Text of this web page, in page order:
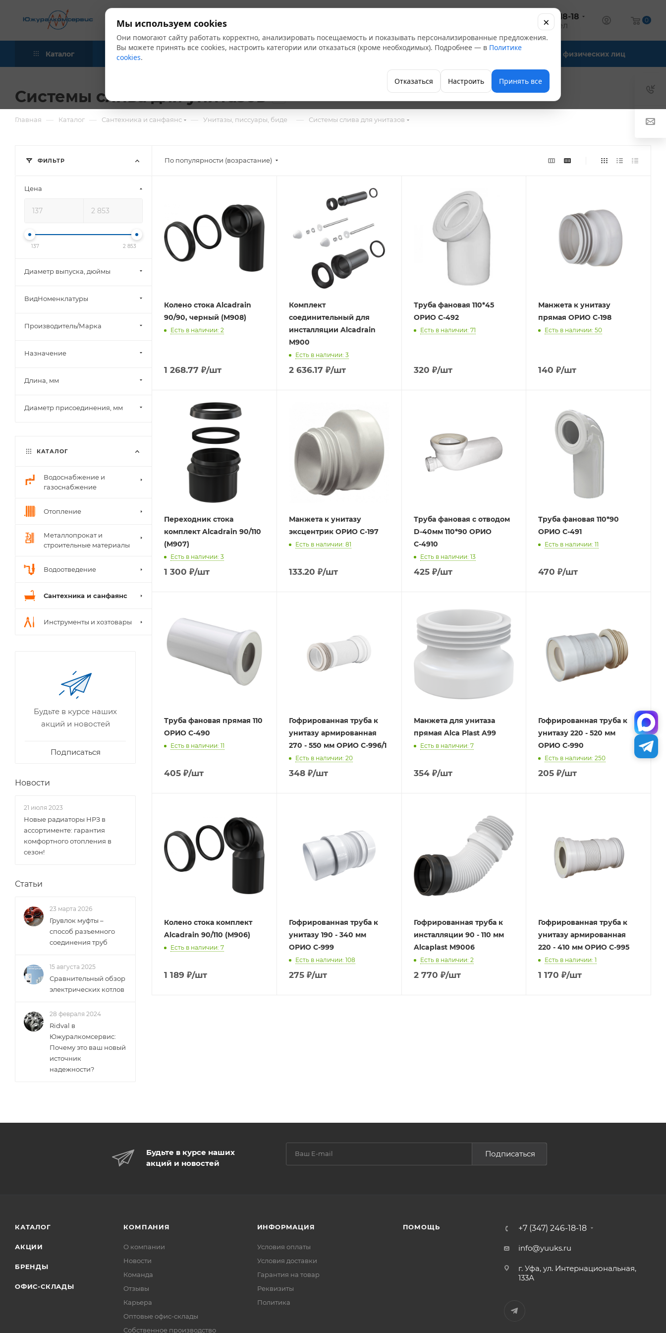
+7 (347) 246-18-18
оптовый отдел
0
Каталог Акции Бренды Компания Офис-склады Для физических лиц
Системы слива для унитазов
Главная — Каталог — Сантехника и санфаянс — Унитазы, писсуары, биде — Системы слива для унитазов
По популярности (возрастание)
Колено стока Alcadrain
90/90, черный (M908)
Есть в наличии: 2
1 268.77 ₽/шт
Комплект
соединительный для
инсталляции Alcadrain
М900
Есть в наличии: 3
2 636.17 ₽/шт
Труба фановая 110*45
ОРИО С-492
Есть в наличии: 71
320 ₽/шт
Манжета к унитазу
прямая ОРИО С-198
Есть в наличии: 50
140 ₽/шт
Переходник стока
комплект Alcadrain 90/110
(M907)
Есть в наличии: 3
1 300 ₽/шт
Манжета к унитазу
эксцентрик ОРИО С-197
Есть в наличии: 81
133.20 ₽/шт
Труба фановая с отводом
D-40мм 110*90 ОРИО
С-4910
Есть в наличии: 13
425₽/шт
Труба фановая 110*90
ОРИО С-491
Есть в наличии: 11
470 ₽/шт
Труба фановая прямая 110
ОРИО С-490
Есть в наличии: 11
405 ₽/шт
Гофрированная труба к
унитазу армированная
270 - 550 мм ОРИО С-996/1
Есть в наличии: 20
348₽/шт
Манжета для унитаза
прямая Alca Plast A99
Есть в наличии: 7
354₽/шт
Гофрированная труба к
унитазу 220 - 520 мм
ОРИО С-990
Есть в наличии: 250
205 ₽/шт
Колено стока комплект
Alcadrain 90/110 (М906)
Есть в наличии: 7
1 189 ₽/шт
Гофрированная труба к
унитазу 190 - 340 мм
ОРИО С-999
Есть в наличии: 108
275₽/шт
Гофрированная труба к
инсталляции 90 - 110 мм
Alcaplast M9006
Есть в наличии: 2
2 770 ₽/шт
Гофрированная труба к
унитазу армированная
220 - 410 мм ОРИО С-995
Есть в наличии: 1
1 170 ₽/шт
ФИЛЬТР
Цена
137 2 853
Диаметр выпуска, дюймы
ВидНоменклатуры
Производитель/Марка
Назначение
Длина, мм
Диаметр присоединения, мм
КАТАЛОГ
Водоснабжение и
газоснабжение
Отопление
Металлопрокат и
строительные материалы
Водоотведение
Сантехника и санфаянс
Инструменты и хозтовары
Будьте в курсе наших
акций и новостей
Подписаться
Новости
21 июля 2023
Новые радиаторы НРЗ в
ассортименте: гарантия
комфортного отопления в
сезон!
Статьи
23 марта 2026
Грувлок муфты –
способ разъемного
соединения труб
15 августа 2025
Сравнительный обзор
электрических котлов
28 февраля 2024
Ridval в
Южуралкомсервис:
Почему это ваш новый
источник
надежности?
Будьте в курсе наших
акций и новостей
Подписаться
КАТАЛОГ
АКЦИИ
БРЕНДЫ
ОФИС-СКЛАДЫ
КОМПАНИЯ
О компании
Новости
Команда
Отзывы
Карьера
Оптовые офис-склады
Собственное производство
ИНФОРМАЦИЯ
Условия оплаты
Условия доставки
Гарантия на товар
Реквизиты
Политика
ПОМОЩЬ +7 (347) 246-18-18
info@yuuks.ru
г. Уфа, ул. Интернациональная,
133А
Мы используем cookies
Они помогают сайту работать корректно, анализировать посещаемость и показывать персонализированные предложения.
Вы можете принять все cookies, настроить категории или отказаться (кроме необходимых). Подробнее — в Политике
cookies.
Отказаться Настроить Принять все
×